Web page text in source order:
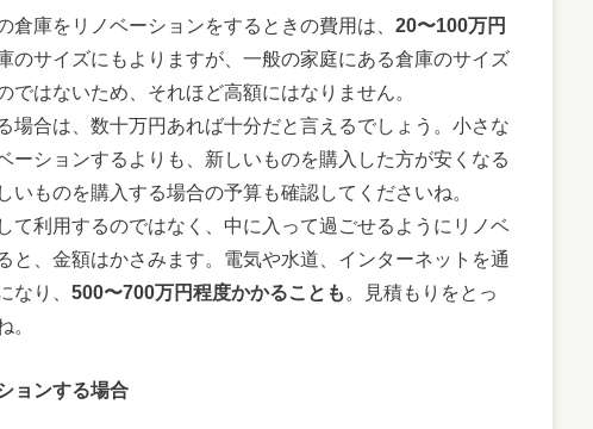
倉庫をリノベーションをするときの費用は、 20〜100万円
のサイズにもよりますが、一般の家庭にある倉庫のサイズ
ではないため、それほど高額にはなりません。
場合は、数十万円あれば十分だと言えるでしょう。小さな
ーションするよりも、新しいものを購入した方が安くなる
いものを購入する場合の予算も確認してくださいね。
て利用するのではなく、中に入って過ごせるようにリノベ
と、金額はかさみます。電気や水道、インターネットを通
なり、 500〜700万円程度かかることも 。見積もりをとっ
。
ョンする場合